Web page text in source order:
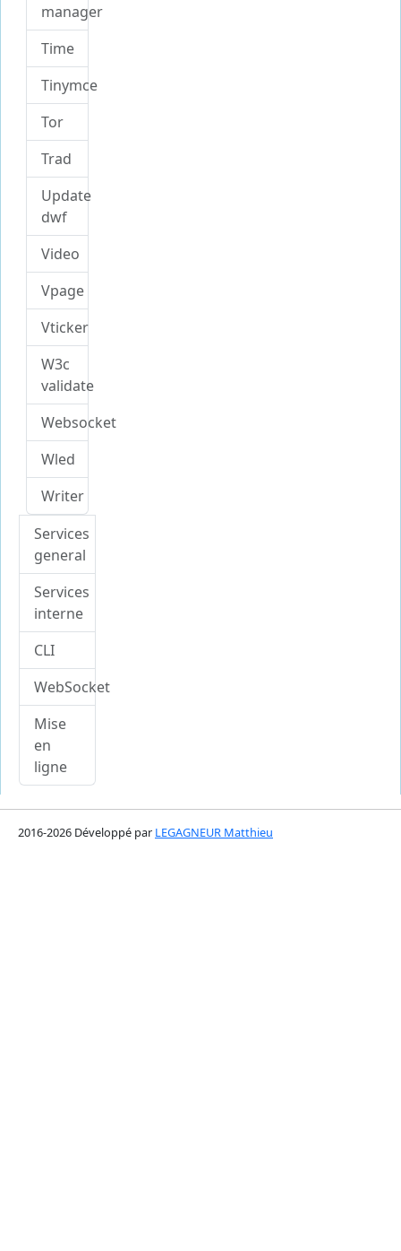
manager
Time
Tinymce
Tor
Trad
Update
dwf
Video
Vpage
Vticker
W3c
validate
Websocket
Wled
Writer
Services
general
Services
interne
CLI
WebSocket
Mise
en
ligne
2016-2026 Développé par LEGAGNEUR Matthieu